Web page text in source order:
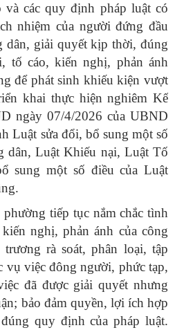
các quy định pháp luật có
nhiệm của người đứng đầu
dân, giải quyết kịp thời, đúng
tố cáo, kiến nghị, phản ánh
để phát sinh khiếu kiện vượt
khai thực hiện nghiêm Kế
ngày 07/4/2026 của UBND
Luật sửa đổi, bổ sung một số
dân, Luật Khiếu nại, Luật Tố
sung một số điều của Luật
tiếp tục nắm chắc tình
nghị, phản ánh của công
rà soát, phân loại, tập
vụ việc đông người, phức tạp,
đã được giải quyết nhưng
bảo đảm quyền, lợi ích hợp
quy định của pháp luật.